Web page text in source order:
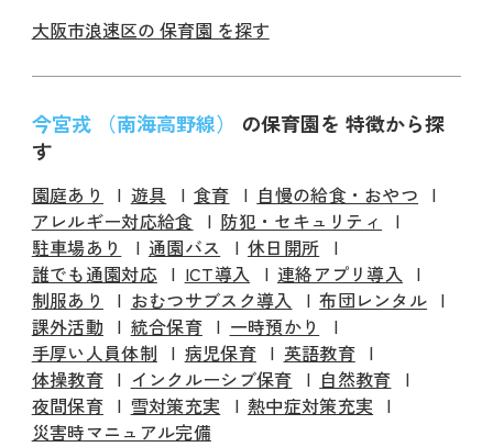
大阪市浪速区の 保育園 を探す
今宮戎 （南海高野線） の保育園を 特徴から探
す
園庭あり 遊具 食育
自慢の給食・おやつ
アレルギー対応給食
防犯・セキュリティ
駐車場あり
通園バス
休日開所
誰でも通園対応
ICT導入
連絡アプリ導入
制服あり
おむつサブスク導入
布団レンタル
課外活動
統合保育
一時預かり
手厚い人員体制
病児保育
英語教育
体操教育
インクルーシブ保育
自然教育
夜間保育
雪対策充実
熱中症対策充実
災害時マニュアル完備